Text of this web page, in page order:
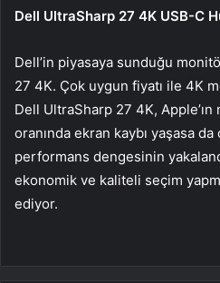
Dell UltraSharp 27 4K USB-C
Dell’in piyasaya sunduğu
27 4K. Çok uygun fiyatı ile 4K
Dell UltraSharp 27 4K,
oranında ekran kaybı yaşasa
performans dengesinin
ekonomik ve kaliteli seçim
ediyor.